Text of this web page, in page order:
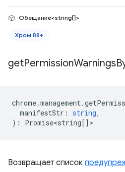
Обещание<string[]>
Хром 88+
getPermissionWarnings
chrome.management.
manifestStr : string,
) : Promise<string[]>
Возвращает список